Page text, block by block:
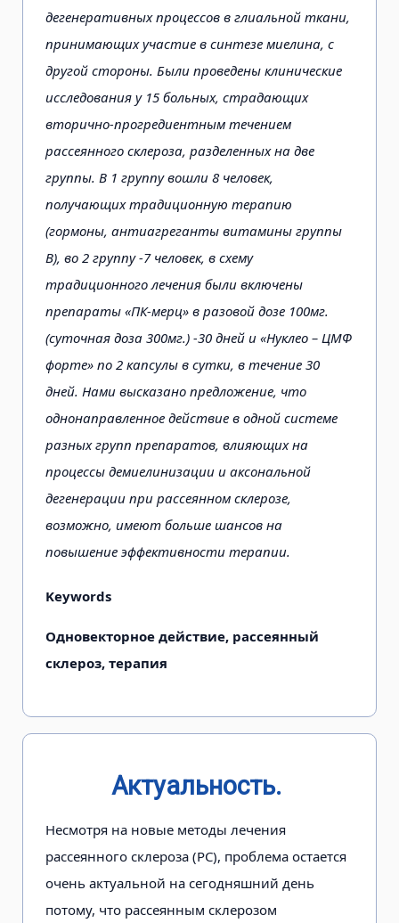
дегенеративных процессов в глиальной ткани,
принимающих участие в синтезе миелина, с
другой стороны. Были проведены клинические
исследования у 15 больных, страдающих
вторично-прогредиентным течением
рассеянного склероза, разделенных на две
группы. В 1 группу вошли 8 человек,
получающих традиционную терапию
(гормоны, антиагреганты витамины группы
В), во 2 группу -7 человек, в схему
традиционного лечения были включены
препараты «ПК-мерц» в разовой дозе 100мг.
(суточная доза 300мг.) -30 дней и «Нуклео – ЦМФ
форте» по 2 капсулы в сутки, в течение 30
дней. Нами высказано предложение, что
однонаправленное действие в одной системе
разных групп препаратов, влияющих на
процессы демиелинизации и аксональной
дегенерации при рассеянном склерозе,
возможно, имеют больше шансов на
повышение эффективности терапии.
Keywords
Одновекторное действие, рассеянный
склероз, терапия
Актуальность.
Несмотря на новые методы лечения
рассеянного склероза (РС), проблема остается
очень актуальной на сегодняшний день
потому, что рассеянным склерозом